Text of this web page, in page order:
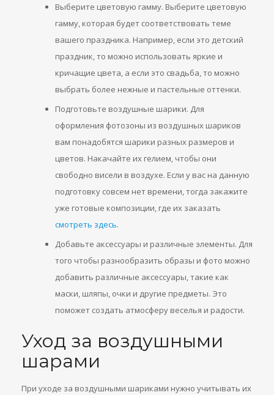
Выберите цветовую гамму. Выберите цветовую
гамму, которая будет соответствовать теме
вашего праздника. Например, если это детский
праздник, то можно использовать яркие и
кричащие цвета, а если это свадьба, то можно
выбрать более нежные и пастельные оттенки.
Подготовьте воздушные шарики. Для
оформления фотозоны из воздушных шариков
вам понадобятся шарики разных размеров и
цветов. Накачайте их гелием, чтобы они
свободно висели в воздухе. Если у вас на данную
подготовку совсем нет времени, тогда закажите
уже готовые композиции, где их заказать
смотреть здесь.
Добавьте аксессуары и различные элементы. Для
того чтобы разнообразить образы и фото можно
добавить различные аксессуары, такие как
маски, шляпы, очки и другие предметы. Это
поможет создать атмосферу веселья и радости.
Уход за воздушными
шарами
При уходе за воздушными шариками нужно учитывать их